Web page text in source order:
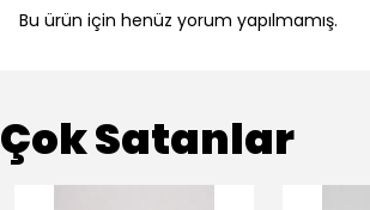
Bu ürün için henüz yorum yapılmamış.
Çok Satanlar